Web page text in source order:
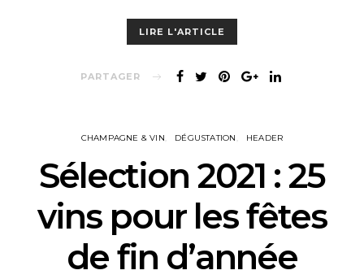
LIRE L'ARTICLE
PARTAGER
CHAMPAGNE & VIN DÉGUSTATION HEADER
Sélection 2021 : 25
vins pour les fêtes
de fin d’année